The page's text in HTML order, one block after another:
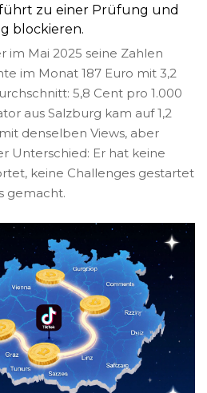
zu einer Prüfung und
blockieren.
im Mai 2025 seine Zahlen
im Monat 187 Euro mit 3,2
5,8 Cent pro 1.000
aus Salzburg kam auf 1,2
denselben Views, aber
Unterschied: Er hat keine
keine Challenges gestartet
gemacht.